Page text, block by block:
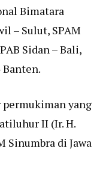
Bimatara
– Sulut, SPAM
Sidan – Bali,
Banten.
permukiman yang
II (Ir. H.
Sinumbra di Jawa